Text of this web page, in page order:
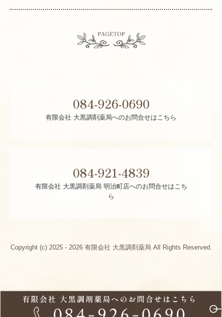
084-926-0690
有限会社 大黒調剤薬局へのお問合せはこちら
084-921-4839
有限会社 大黒調剤薬局 明治町店へのお問合せはこち
ら
Copyright (c) 2025 - 2026 有限会社 大黒調剤薬局 All Rights Reserved.